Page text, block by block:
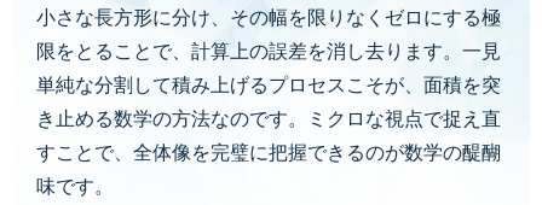
小さな長方形に分け、その幅を限りなくゼロにする極
限をとることで、計算上の誤差を消し去ります。一見
単純な分割して積み上げるプロセスこそが、面積を突
き止める数学の方法なのです。ミクロな視点で捉え直
すことで、全体像を完璧に把握できるのが数学の醍醐
味です。